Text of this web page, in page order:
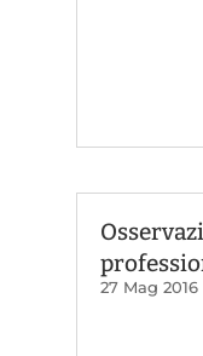
27 Mag 2016